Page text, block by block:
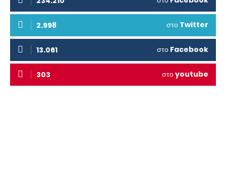
2.998 στο Twitter
13.061 στο Facebook
303 στοyoutube